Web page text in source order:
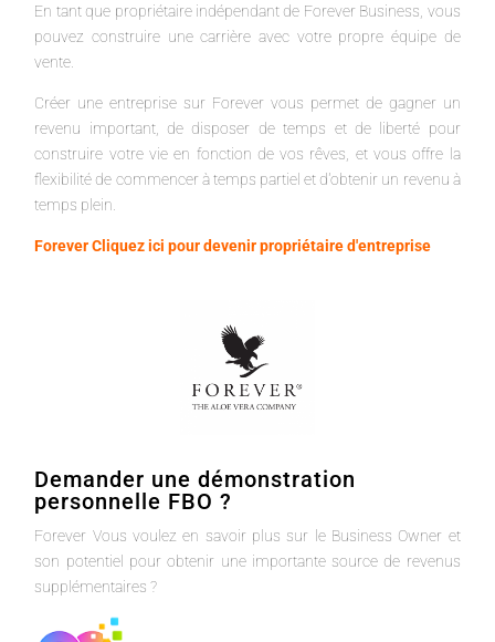
En tant que propriétaire indépendant de Forever Business, vous
pouvez construire une carrière avec votre propre équipe de
vente.
Créer une entreprise sur Forever vous permet de gagner un
revenu important, de disposer de temps et de liberté pour
construire votre vie en fonction de vos rêves, et vous offre la
flexibilité de commencer à temps partiel et d'obtenir un revenu à
temps plein.
Forever Cliquez ici pour devenir propriétaire d'entreprise
Demander une démonstration
personnelle FBO ?
Forever Vous voulez en savoir plus sur le Business Owner et
son potentiel pour obtenir une importante source de revenus
supplémentaires ?